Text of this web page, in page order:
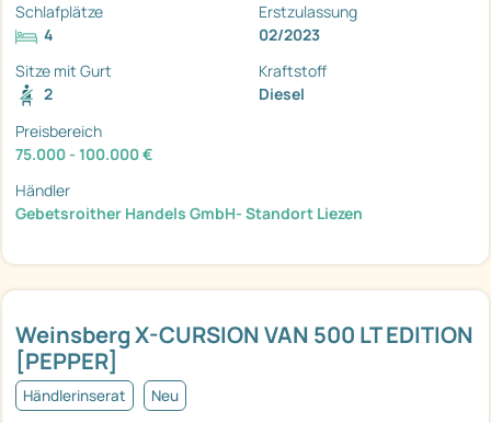
Weinsberg X-CURSION VAN 500 LT EDITION
[PEPPER]
Händlerinserat Neu
Schlafplätze
4
Erstzulassung
02/2023
Sitze mit Gurt
2
Kraftstoff
Diesel
Preisbereich
75.000 - 100.000 €
Händler
Gebetsroither Handels GmbH- Standort Liezen